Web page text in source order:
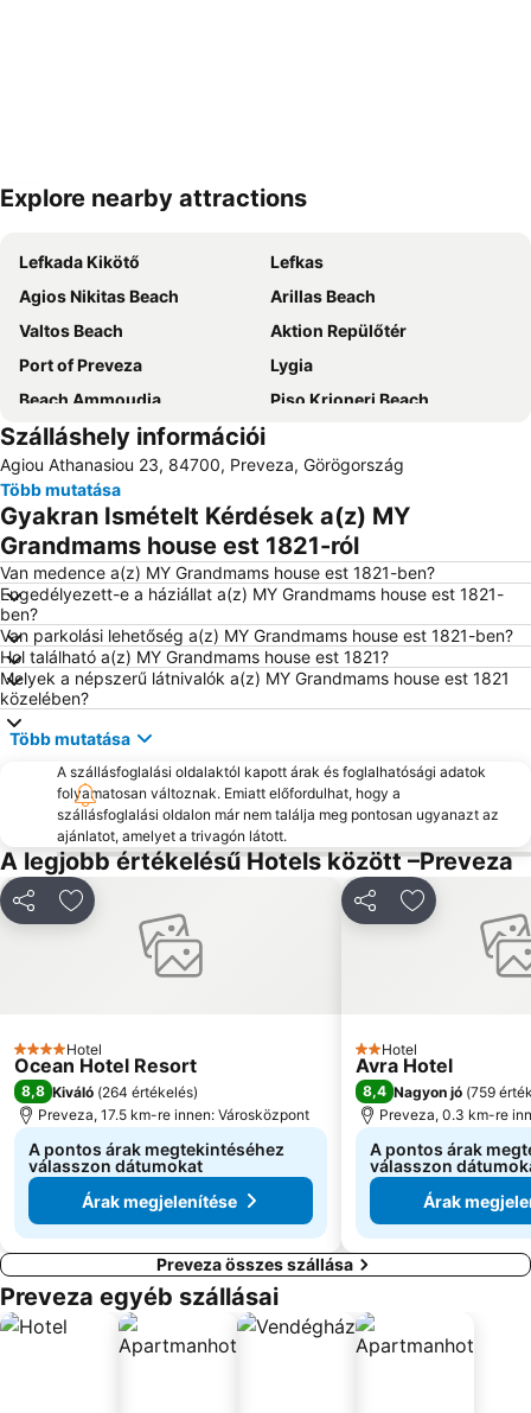
Nagy méretű térkép
Explore nearby attractions
Lefkada Kikötő
Lefkas
Agios Nikitas Beach
Arillas Beach
Valtos Beach
Aktion Repülőtér
Port of Preveza
Lygia
Beach Ammoudia
Piso Krioneri Beach
Parga Port
Dimotiko Stadio Leukadas ''Platwnas Grigoris''
Beach of Agios Ioannis
Voutoumi
Ancient Nikopolis
Monolithi
Mytikas
Loutsa
Pefkoulia
Kathisma
Szálláshely információi
Agiou Athanasiou 23, 84700, Preveza, Görögország
Több mutatása
Gyakran Ismételt Kérdések a(z) MY
Grandmams house est 1821-ról
Van medence a(z) MY Grandmams house est 1821-ben?
Engedélyezett-e a háziállat a(z) MY Grandmams house est 1821-
ben?
Van parkolási lehetőség a(z) MY Grandmams house est 1821-ben?
Hol található a(z) MY Grandmams house est 1821?
Melyek a népszerű látnivalók a(z) MY Grandmams house est 1821
közelében?
Több mutatása
A szállásfoglalási oldalaktól kapott árak és foglalhatósági adatok
folyamatosan változnak. Emiatt előfordulhat, hogy a
szállásfoglalási oldalon már nem találja meg pontosan ugyanazt az
ajánlatot, amelyet a trivagón látott.
A legjobb értékelésű Hotels között –Preveza
MegosztásHozzáadás a kedvencekhez
4 Kategória
Hotel
Ocean Hotel Resort
8,8 Kiváló (264 értékelés)
Preveza, 17.5 km-re innen: Városközpont
A pontos árak megtekintéséhez
válasszon dátumokat
Árak megjelenítése
MegosztásHozzáadás
2 Kategória
Hotel
Avra Hotel
8,4 Nagyon jó (759
Preveza, 0.3 km-re
A pontos árak
válasszon
Árak
Preveza összes szállása
Preveza egyéb szállásai